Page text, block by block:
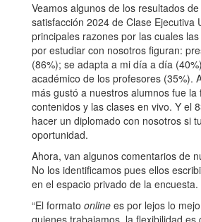
Veamos algunos de los resultados
satisfacción 2024 de Clase Ejecutiva
principales razones por las cuales
por estudiar con nosotros figuran:
(86%); se adapta a mi día a día
académico de los profesores (35%).
más gustó a nuestros alumnos fue la
contenidos y las clases en vivo. Y el
hacer un diplomado con nosotros si
oportunidad.
Ahora, van algunos comentarios de
No los identificamos pues ellos
en el espacio privado de la encuesta.
“El formato online es por lejos lo